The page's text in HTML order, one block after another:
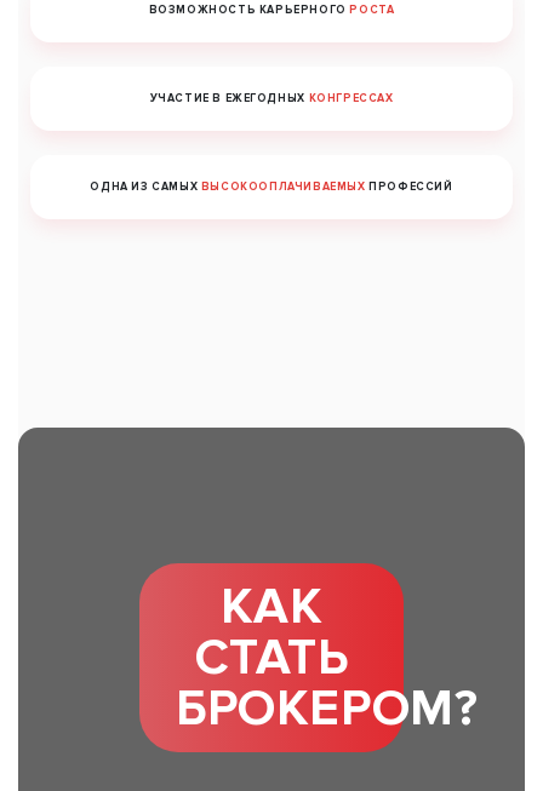
ВОЗМОЖНОСТЬ КАРЬЕРНОГО РОСТА
УЧАСТИЕ В ЕЖЕГОДНЫХ КОНГРЕССАХ
ОДНА ИЗ САМЫХ ВЫСОКООПЛАЧИВАЕМЫХ ПРОФЕССИЙ
КАК
СТАТЬ
БРОКЕРОМ?